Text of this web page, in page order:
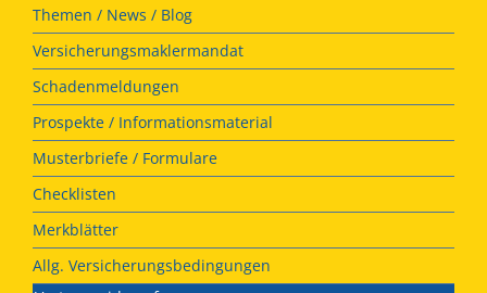
Themen / News / Blog
Versicherungsmaklermandat
Schadenmeldungen
Prospekte / Informationsmaterial
Musterbriefe / Formulare
Checklisten
Merkblätter
Allg. Versicherungsbedingungen